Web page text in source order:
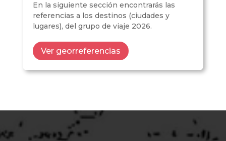
En la siguiente sección encontrarás las
referencias a los destinos (ciudades y
lugares), del grupo de viaje 2026.
Ver georreferencias